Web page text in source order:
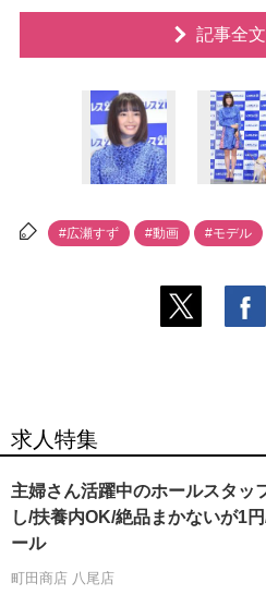
記事全
#広瀬すず #動画 #モデル
求人特集
主婦さん活躍中のホールスタッ
し/扶養内OK/絶品まかないが1
ール
町田商店 八尾店